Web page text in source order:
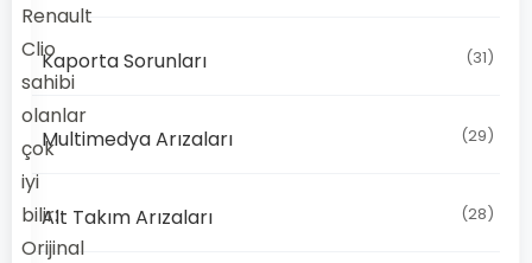
Renault
Clio
sahibi
olanlar
çok
iyi
bilir:
Orijinal
Kaporta Sorunları (31)
Multimedya Arızaları (29)
Alt Takım Arızaları (28)